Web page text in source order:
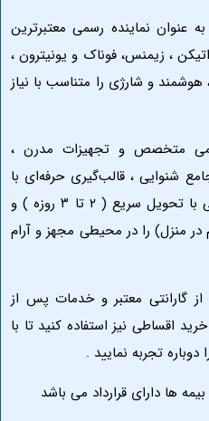
نماینده رسمی معتبرترین
فوناک و یونیترون ،
شارژی را متناسب با نیاز
و تجهیزات مدرن ،
، قالب‌گیری حرفه‌ای با
بهترین متریال ، تعمیرات تخصصی با تحویل سریع ( ۲ تا ۳ روزه ) و
را در محیطی مجهز و آرام
معتبر و خدمات پس از
نیز استفاده کنید تا با
نمایید .
قرارداد می باشد